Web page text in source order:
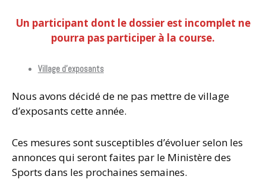
Un participant dont le dossier est incomplet ne
pourra pas participer à la course.
Village d’exposants
Nous avons décidé de ne pas mettre de village
d’exposants cette année.
Ces mesures sont susceptibles d’évoluer selon les
annonces qui seront faites par le Ministère des
Sports dans les prochaines semaines.